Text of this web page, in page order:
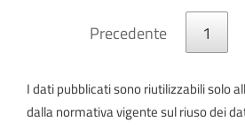
Precedente
1
I dati pubblicati sono riutilizzabili solo
dalla normativa vigente sul riuso dei